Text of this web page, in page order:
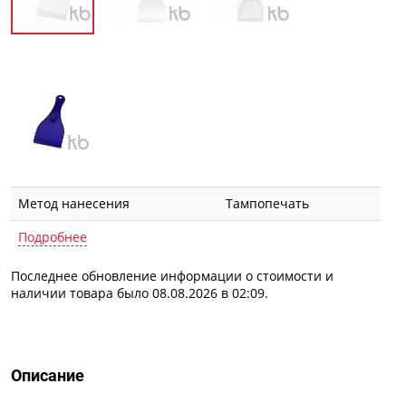
Метод нанесения
Тампопечать
Подробнее
Последнее обновление информации о стоимости и
наличии товара было 08.08.2026 в 02:09.
Описание